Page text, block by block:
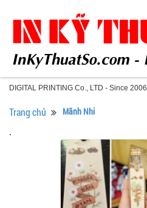
DIGITAL PRINTING Co., LTD - Since 2006
Trang chủ Mãnh Nhi
.